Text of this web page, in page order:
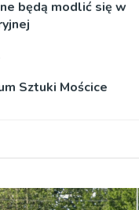
będą modlić się w
Sztuki Mościce